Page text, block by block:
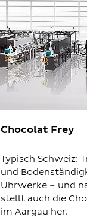
Chocolat Frey
Typisch Schweiz:
und
Uhrwerke – und
stellt auch die
im Aargau her.